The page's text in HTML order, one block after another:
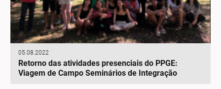
05.08.2022
Retorno das atividades presenciais do PPGE:
Viagem de Campo Seminários de Integração